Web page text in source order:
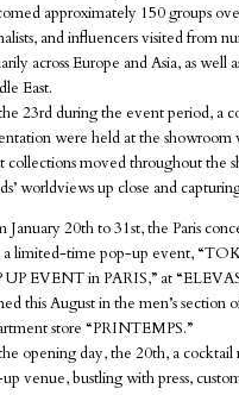
approximately 150 groups
and influencers visited from
across Europe and Asia, as well
East.
23rd during the event period, a
were held at the
collections moved throughout the
worldviews up close and
January 20th to 31st, the Paris
a limited-time pop-up event,
UP EVENT in PARIS,” at
this August in the men’s section
store “PRINTEMPS.”
opening day, the 20th, a cocktail
venue, bustling with press,